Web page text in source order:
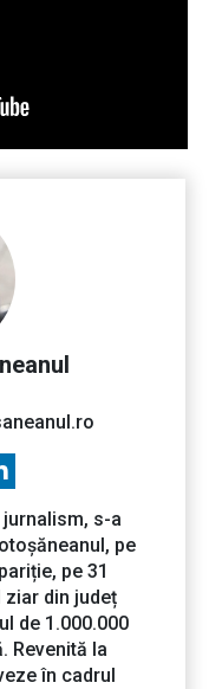
s-a
pe
pe 31
din județ
de 1.000.000
Revenită la
în cadrul